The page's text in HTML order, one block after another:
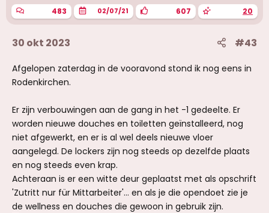
483 02/07/21 607 20
30 okt 2023 #43
Afgelopen zaterdag in de vooravond stond ik nog eens in
Rodenkirchen.
Er zijn verbouwingen aan de gang in het -1 gedeelte. Er
worden nieuwe douches en toiletten geïnstalleerd, nog
niet afgewerkt, en er is al wel deels nieuwe vloer
aangelegd. De lockers zijn nog steeds op dezelfde plaats
en nog steeds even krap.
Achteraan is er een witte deur geplaatst met als opschrift
'Zutritt nur für Mittarbeiter'... en als je die opendoet zie je
de wellness en douches die gewoon in gebruik zijn.